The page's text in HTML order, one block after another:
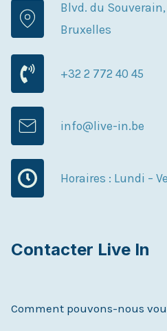
Contacter Live In
Comment pouvons-nous
Blvd. du Souverain,
Bruxelles
+32 2 772 40 45
info@live-in.be
Horaires : Lundi –